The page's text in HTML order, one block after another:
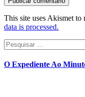
This site uses Akismet to
data is processed.
Pesquisar
por:
O Expediente Ao